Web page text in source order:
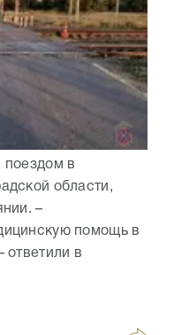
поездом в
области,
–
помощь в
в